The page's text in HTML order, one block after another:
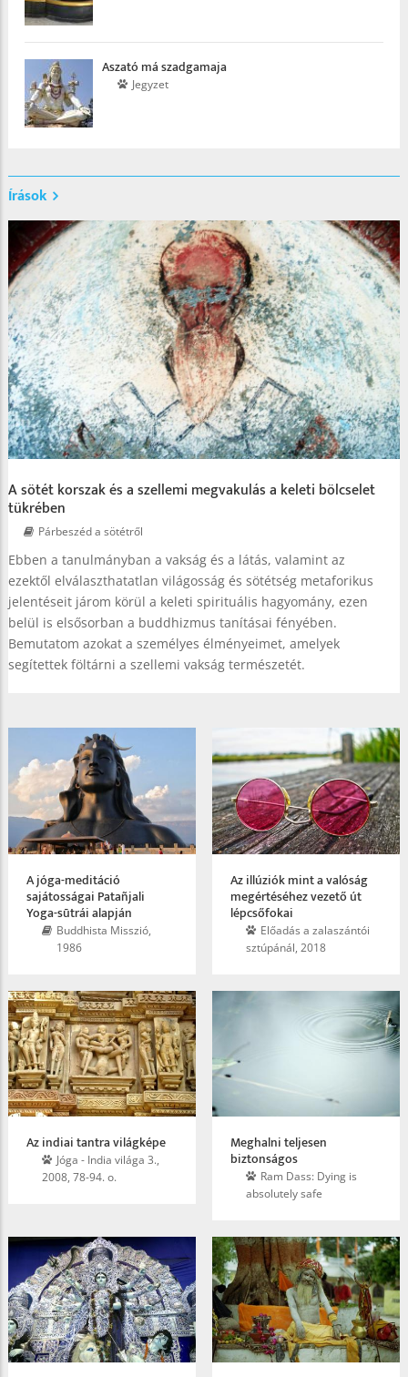
Aszató má szadgamaja
Jegyzet
Írások
A sötét korszak és a szellemi megvakulás a keleti bölcselet
tükrében
Párbeszéd a sötétről
Ebben a tanulmányban a vakság és a látás, valamint az
ezektől elválaszthatatlan világosság és sötétség metaforikus
jelentéseit járom körül a keleti spirituális hagyomány, ezen
belül is elsősorban a buddhizmus tanításai fényében.
Bemutatom azokat a személyes élményeimet, amelyek
segítettek föltárni a szellemi vakság természetét.
A jóga-meditáció
sajátosságai Patañjali
Yoga-sūtrái alapján
Buddhista Misszió,
1986
Az illúziók mint a valóság
megértéséhez vezető út
lépcsőfokai
Előadás a zalaszántói
sztúpánál, 2018
Az indiai tantra világképe
Jóga - India világa 3.,
2008, 78-94. o.
Meghalni teljesen
biztonságos
Ram Dass: Dying is
absolutely safe